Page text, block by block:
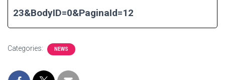
23&BodyID=0&PaginaId=12
Categories: NEWS